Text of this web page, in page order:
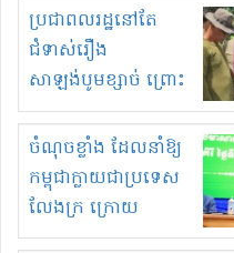
មួយចំនួនទៀត
កំពង់តែគុបគិតគ្នា
ធ្វើសកម្មភាពរកស៊ីនិង
ស្តុកទំនិញគេចពន្ធ?
ប្រជាពលរដ្ឋនៅតែ
ជំទាស់រឿង
សាឡង់បូមខ្សាច់ ព្រោះ
ខ្លាចបាក់ច្រាំងទៀត!
ចំណុចខ្លាំង ដែលនាំឱ្យ
កម្ពុជាក្លាយជាប្រទេស
លែងក្រ ក្រោយ
ឆ្នាំ២០៣០